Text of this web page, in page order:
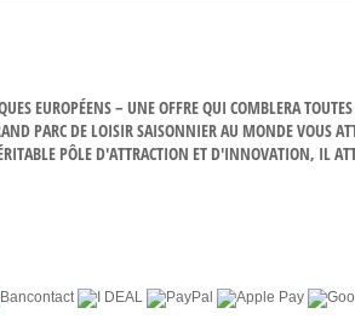
EUROPÉENS – UNE OFFRE QUI COMBLERA
PARC DE LOISIR SAISONNIER AU MONDE
PÔLE D'ATTRACTION ET D'INNOVATION, IL